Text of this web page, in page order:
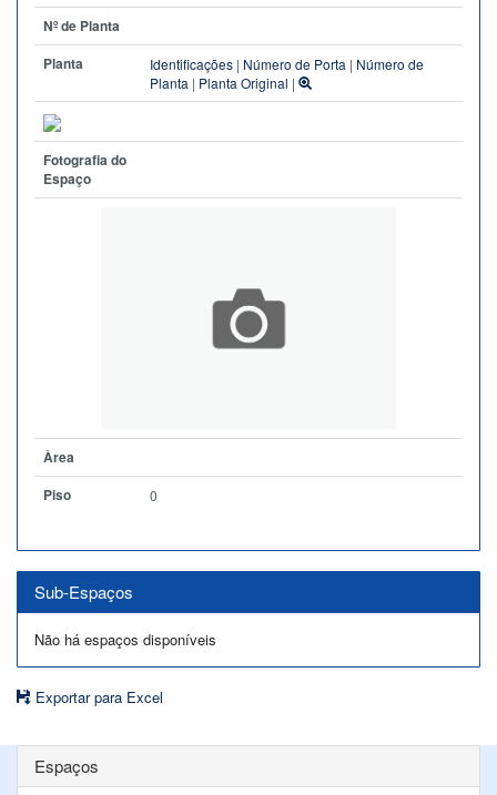
Nº de Planta
Planta
Identificações | Número de Porta | Número de
Planta | Planta Original |
Fotografia do
Espaço
Àrea
Piso
0
Sub-Espaços
Não há espaços disponíveis
Exportar para Excel
Espaços